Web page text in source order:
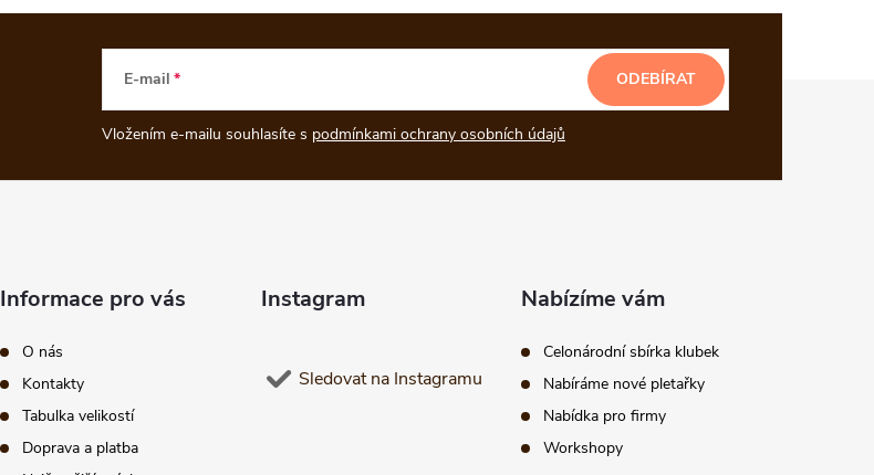
E-mail
Vložením e-mailu souhlasíte s podmínkami ochrany osobních údajů
ODEBÍRAT
Informace pro vás
O nás
Kontakty
Tabulka velikostí
Doprava a platba
Instagram
Sledovat na Instagramu
Nabízíme vám
Celonárodní sbírka klubek
Nabíráme nové pletařky
Nabídka pro firmy
Workshopy